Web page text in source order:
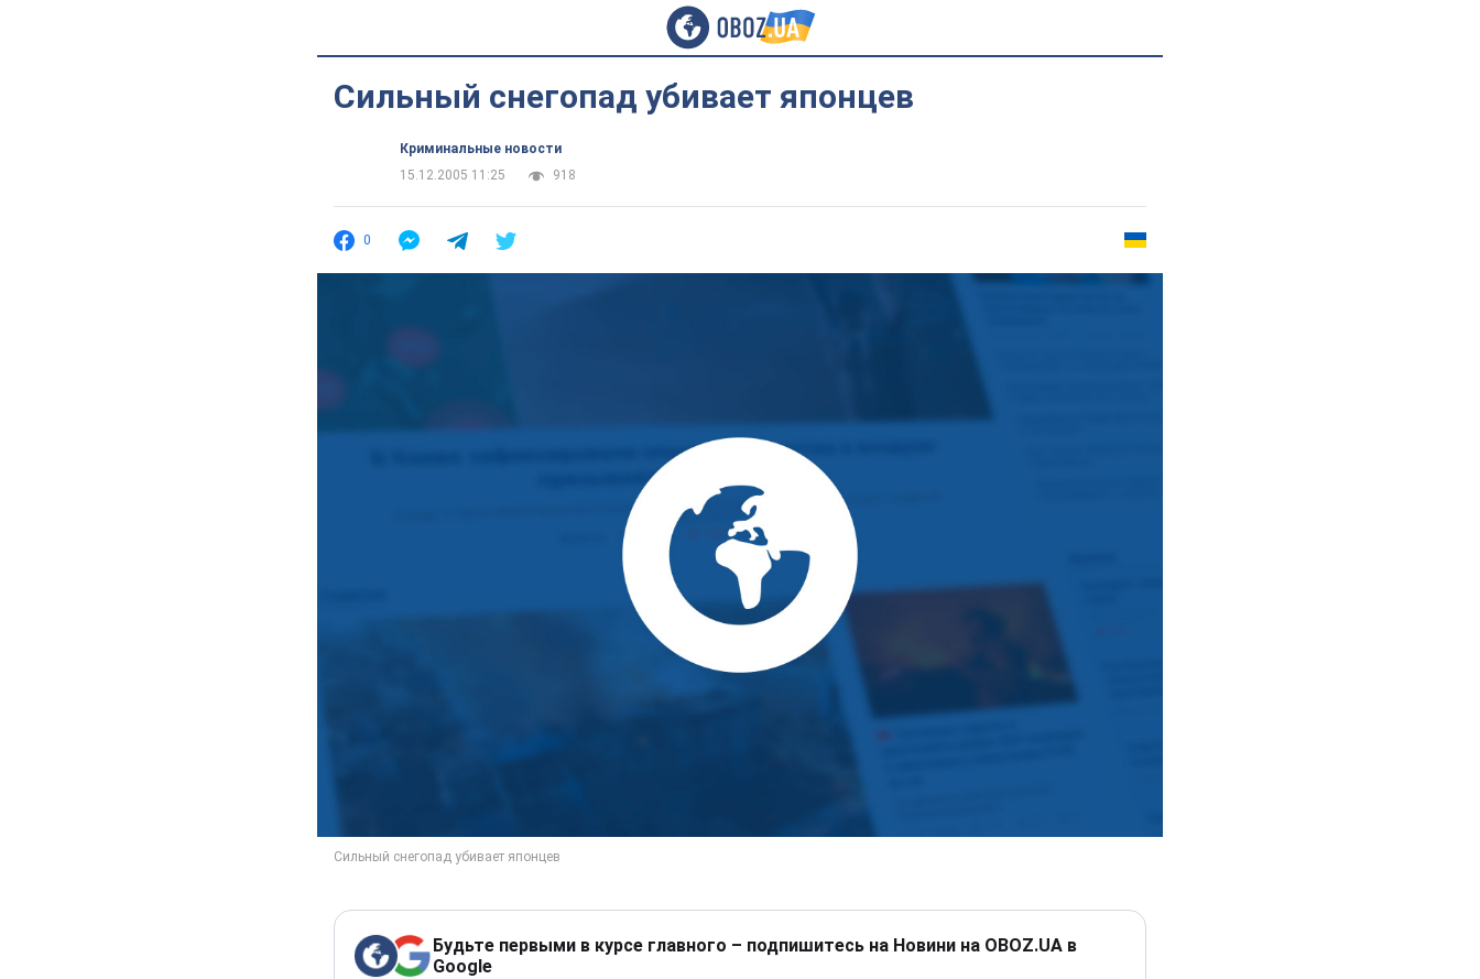
Сильный снегопад убивает японцев
Криминальные новости
15.12.2005 11:25
918
0
Будьте первыми в курсе главного – подпишитесь на Новини на OBOZ.UA в
Google